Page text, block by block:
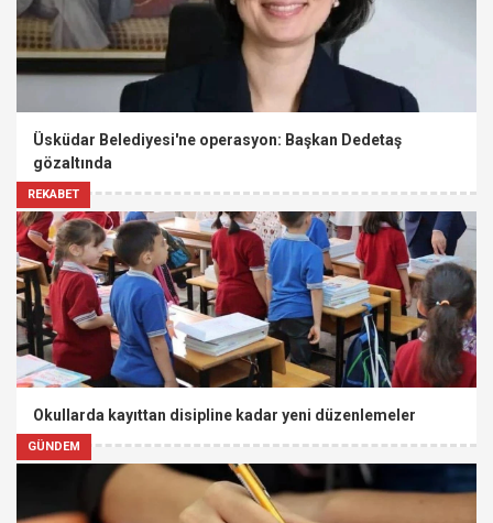
REKABET
Üsküdar Belediyesi'ne operasyon: Başkan Dedetaş
gözaltında
GÜNDEM
Okullarda kayıttan disipline kadar yeni düzenlemeler